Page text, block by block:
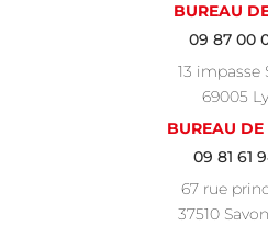
BUREAU
09 87 00
13 impasse
69005
BUREAU DE
09 81 61
67 rue
37510